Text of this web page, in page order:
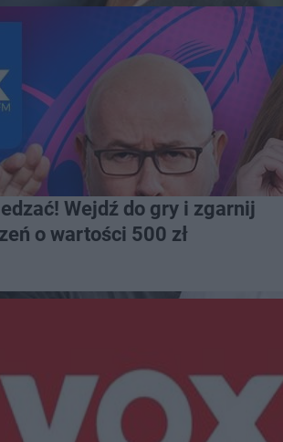
Wejdź do gry i zgarnij
o wartości 500 zł